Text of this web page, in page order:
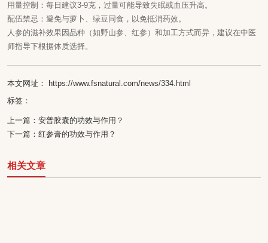
用量控制‌：每日建议3-9克，过量可能导致失眠或血压升高‌。
配伍禁忌‌：避免与萝卜、绿豆同食，以免抵消药效‌。
人参的滋补效果因品种（如野山参、红参）和加工方式而异，建议在中医
师指导下根据体质选择‌。
本文网址： https://www.fsnatural.com/news/334.html
标签：
上一篇： 安普胶囊的功效与作用？
下一篇： 红参膏的功效与作用？
相关文章